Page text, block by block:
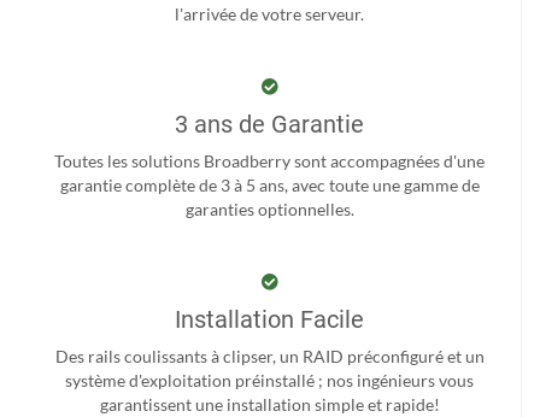
l'arrivée de votre serveur.
3 ans de Garantie
Toutes les solutions Broadberry sont accompagnées d'une
garantie complète de 3 à 5 ans, avec toute une gamme de
garanties optionnelles.
Installation Facile
Des rails coulissants à clipser, un RAID préconfiguré et un
système d'exploitation préinstallé ; nos ingénieurs vous
garantissent une installation simple et rapide!